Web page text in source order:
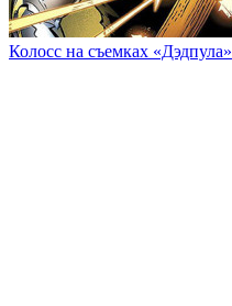
Колосс на съемках «Дэдпула»